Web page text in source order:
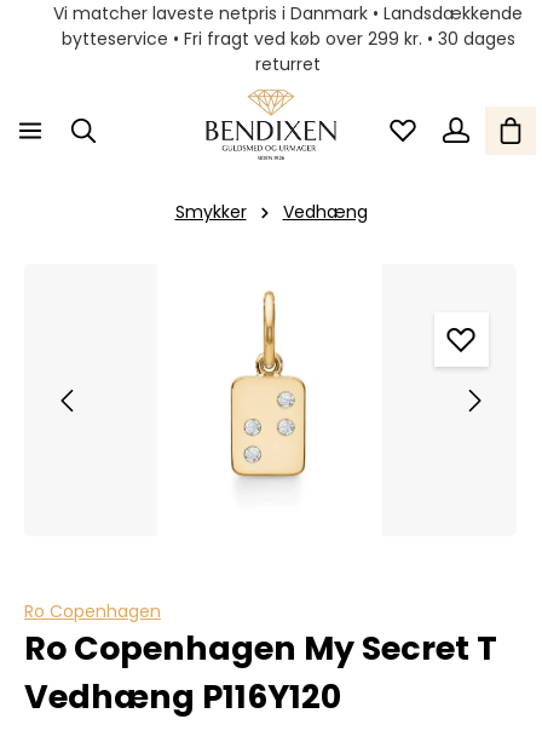
Vi matcher laveste netpris i Danmark • Landsdækkende
bytteservice • Fri fragt ved køb over 299 kr. • 30 dages
returret
Smykker Vedhæng
Ro Copenhagen
Ro Copenhagen My Secret T
Vedhæng P116Y120